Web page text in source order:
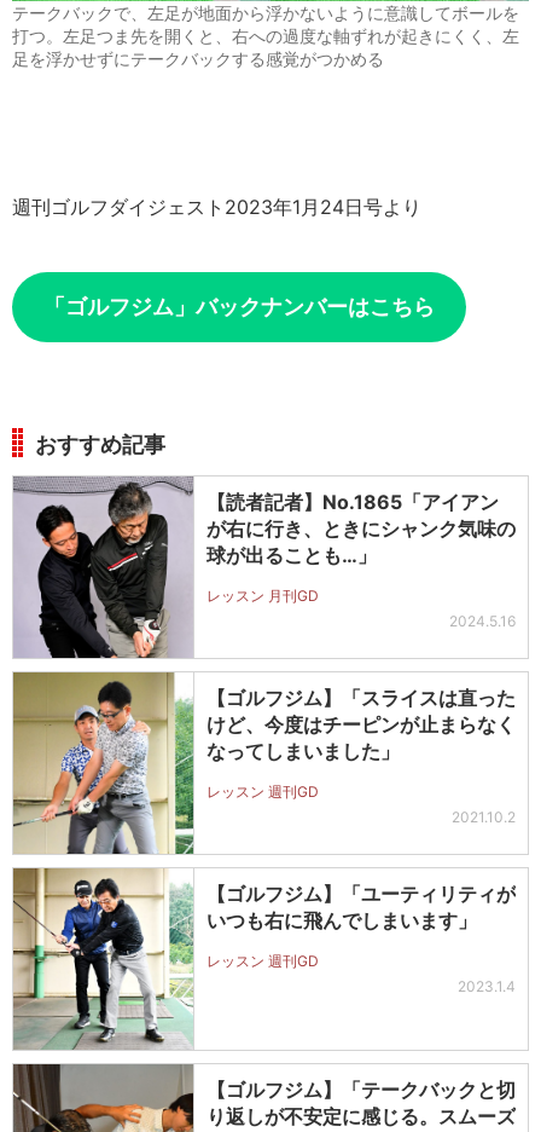
テークバックで、左足が地面から浮かないように意識してボールを
打つ。左足つま先を開くと、右への過度な軸ずれが起きにくく、左
足を浮かせずにテークバックする感覚がつかめる
週刊ゴルフダイジェスト2023年1月24日号より
「ゴルフジム」バックナンバーはこちら
おすすめ記事
【読者記者】No.1865「アイアン
が右に行き、ときにシャンク気味の
球が出ることも…」
レッスン 月刊GD
2024.5.16
【ゴルフジム】「スライスは直った
けど、今度はチーピンが止まらなく
なってしまいました」
レッスン 週刊GD
2021.10.2
【ゴルフジム】「ユーティリティが
いつも右に飛んでしまいます」
レッスン 週刊GD
2023.1.4
【ゴルフジム】「テークバックと切
り返しが不安定に感じる。スムーズ